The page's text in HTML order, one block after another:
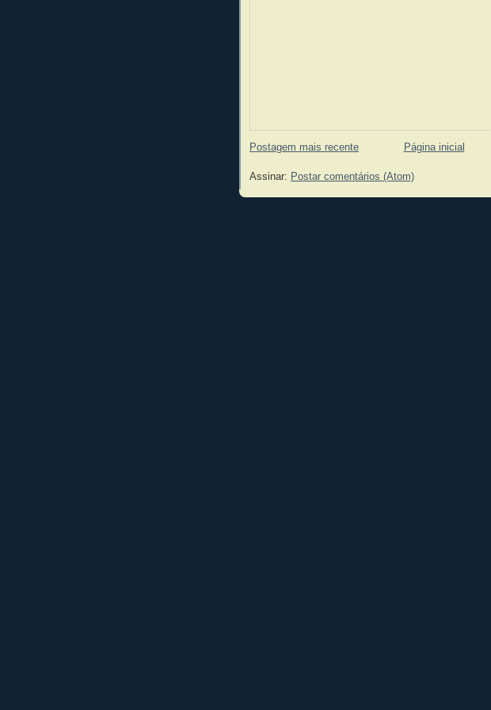
Postagem mais recente Página inicial
Assinar: Postar comentários (Atom)